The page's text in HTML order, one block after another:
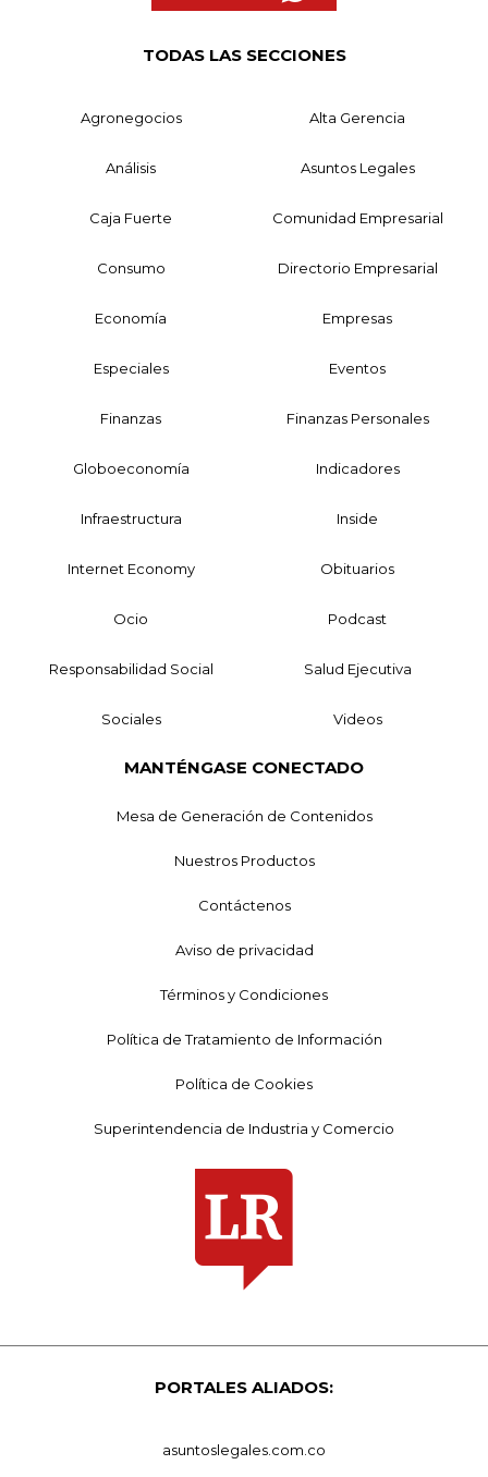
TODAS LAS SECCIONES
Agronegocios Alta Gerencia
Análisis Asuntos Legales
Caja Fuerte Comunidad Empresarial
Consumo Directorio Empresarial
Economía Empresas
Especiales Eventos
Finanzas Finanzas Personales
Globoeconomía Indicadores
Infraestructura Inside
Internet Economy Obituarios
Ocio Podcast
Responsabilidad Social Salud Ejecutiva
Sociales Videos
MANTÉNGASE CONECTADO
Mesa de Generación de Contenidos
Nuestros Productos
Contáctenos
Aviso de privacidad
Términos y Condiciones
Política de Tratamiento de Información
Política de Cookies
Superintendencia de Industria y Comercio
PORTALES ALIADOS:
asuntoslegales.com.co